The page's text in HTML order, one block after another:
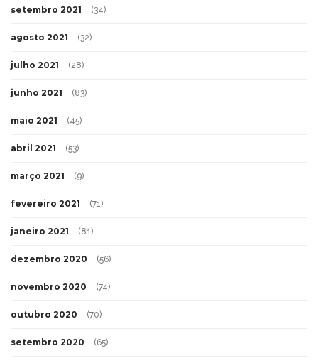
setembro 2021 (34)
agosto 2021 (32)
julho 2021 (28)
junho 2021 (83)
maio 2021 (45)
abril 2021 (53)
março 2021 (9)
fevereiro 2021 (71)
janeiro 2021 (81)
dezembro 2020 (56)
novembro 2020 (74)
outubro 2020 (70)
setembro 2020 (65)